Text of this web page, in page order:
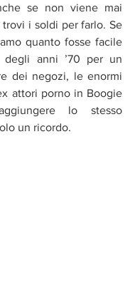
se non viene mai
i soldi per farlo. Se
quanto fosse facile
degli anni ’70 per un
dei negozi, le enormi
attori porno in Boogie
lo stesso
un ricordo.